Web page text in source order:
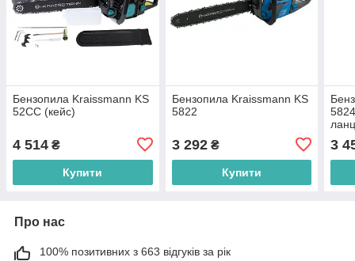
Бензопила Kraissmann KS
52CC (кейс)
4 514 ₴
Купити
Бензопила Kraissmann KS
5822
3 292₴
Купити
3
Про нас
100% позитивних з 663 відгуків за рік